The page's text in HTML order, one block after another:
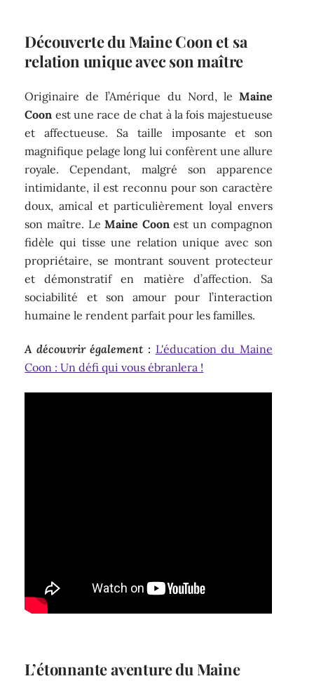
Découverte du Maine Coon et sa
relation unique avec son maître
Originaire de l’Amérique du Nord, le Maine
Coon est une race de chat à la fois majestueuse
et affectueuse. Sa taille imposante et son
magnifique pelage long lui confèrent une allure
royale. Cependant, malgré son apparence
intimidante, il est reconnu pour son caractère
doux, amical et particulièrement loyal envers
son maître. LeMaine Coonest un compagnon
fidèle qui tisse une relation unique avec son
propriétaire, se montrant souvent protecteur
et démonstratif en matière d’affection. Sa
sociabilité et son amour pour l’interaction
humaine le rendent parfait pour les familles.
A découvrir également : L'éducation du Maine
Coon : Un défi qui vous ébranlera !
L’étonnante aventure du Maine